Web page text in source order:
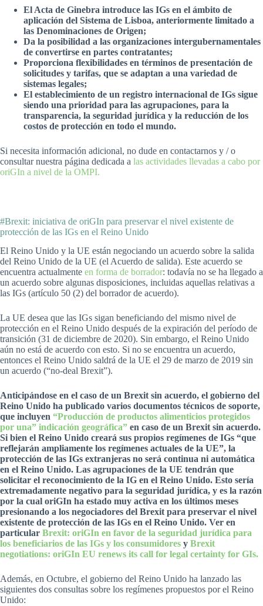
El Acta de Ginebra introduce las IGs en el ámbito de
aplicación del Sistema de Lisboa, anteriormente limitado a
las Denominaciones de Origen;
Da la posibilidad a las organizaciones intergubernamentales
de convertirse en partes contratantes;
Proporciona flexibilidades en términos de presentación de
solicitudes y tarifas, que se adaptan a una variedad de
sistemas legales;
El establecimiento de un registro internacional de IGs sigue
siendo una prioridad para las agrupaciones, para la
transparencia, la seguridad jurídica y la reducción de los
costos de protección en todo el mundo.
Si necesita información adicional, no dude en contactarnos y / o
consultar nuestra página dedicada a las actividades llevadas a cabo por
oriGIn a nivel de la OMPI.
#Brexit: iniciativa de oriGIn para preservar el nivel existente de
protección de las IGs en el Reino Unido
El Reino Unido y la UE están negociando un acuerdo sobre la salida
del Reino Unido de la UE (el Acuerdo de salida). Este acuerdo se
encuentra actualmente en forma de borrador: todavía no se ha llegado a
un acuerdo sobre algunas disposiciones, incluidas aquellas relativas a
las IGs (artículo 50 (2) del borrador de acuerdo).
La UE desea que las IGs sigan beneficiando del mismo nivel de
protección en el Reino Unido después de la expiración del período de
transición (31 de diciembre de 2020). Sin embargo, el Reino Unido
aún no está de acuerdo con esto. Si no se encuentra un acuerdo,
entonces el Reino Unido saldrá de la UE el 29 de marzo de 2019 sin
un acuerdo (“no-deal Brexit”).
Anticipándose en el caso de un Brexit sin acuerdo, el gobierno del
Reino Unido ha publicado varios documentos técnicos de soporte,
que incluyen “Producción de productos alimenticios protegidos
por una” indicación geográfica” en caso de un Brexit sin acuerdo.
Si bien el Reino Unido creará sus propios regímenes de IGs “que
reflejarán ampliamente los regímenes actuales de la UE”, la
protección de las IGs extranjeras no será continua ni automática
en el Reino Unido. Las agrupaciones de la UE tendrán que
solicitar el reconocimiento de la IG en el Reino Unido. Esto sería
extremadamente negativo para la seguridad jurídica, y es la razón
por la cual oriGIn ha estado muy activa en los últimos meses
presionando a los negociadores del Brexit para preservar el nivel
existente de protección de las IGs en el Reino Unido. Ver en
particular Brexit: oriGIn en favor de la seguridad jurídica para
los beneficiarios de las IGs y los consumidores y Brexit
negotiations: oriGIn EU renews its call for legal certainty for GIs.
Además, en Octubre, el gobierno del Reino Unido ha lanzado las
siguientes dos consultas sobre los regímenes propuestos por el Reino
Unido: